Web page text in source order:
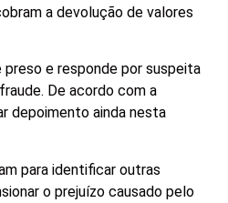
a devolução de valores
e responde por suspeita
De acordo com a
depoimento ainda nesta
para identificar outras
o prejuízo causado pelo